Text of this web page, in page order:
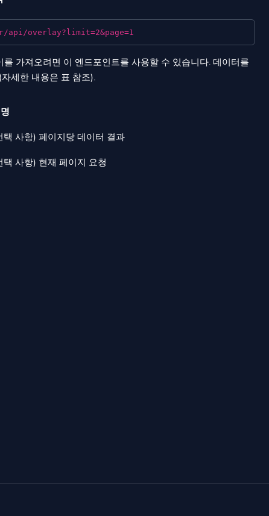
overlay?limit=2&page=1
가져오려면 이 엔드포인트를 사용할 수 있습니다. 데이터를
세한 내용은 표 참조).
택 사항) 페이지당 데이터 결과
택 사항) 현재 페이지 요청